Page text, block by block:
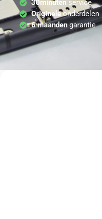
30minutenservice
Origineleonderdelen
6 maandengarantie